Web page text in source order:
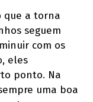
que a torna
seguem
com os
eles
ponto. Na
uma boa